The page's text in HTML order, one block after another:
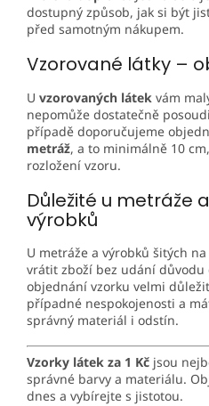
dostupný způsob, jak si být
před samotným nákupem.
Vzorované látky –
U vzorovaných látek vám
nepomůže dostatečně
případě doporučujeme
metráž, a to minimálně 10
rozložení vzoru.
Důležité u metráže
výrobků
U metráže a výrobků šitých
vrátit zboží bez udání důvodu
objednání vzorku velmi
případné nespokojenosti a
správný materiál i odstín.
Vzorky látek za 1 Kč jsou
správné barvy a materiálu.
dnes a vybírejte s jistotou.